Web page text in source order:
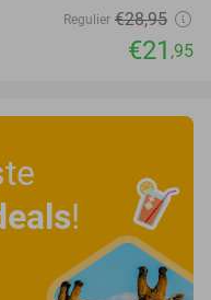
Regulier €28,95
€21 ,95
!